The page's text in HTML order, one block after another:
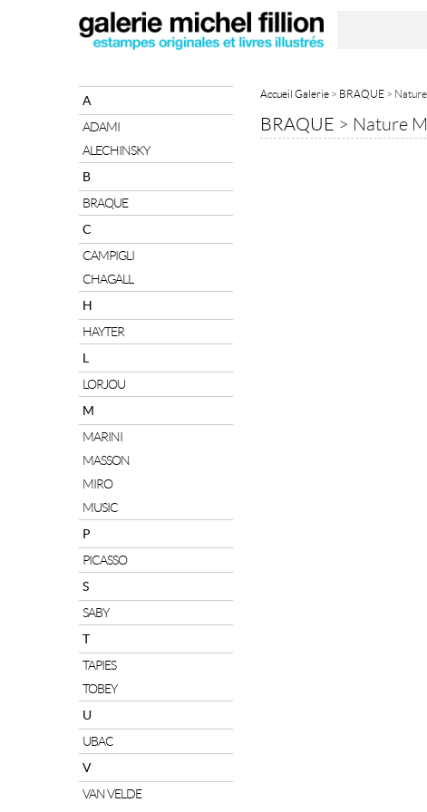
A
ADAMI
ALECHINSKY
B
BRAQUE
C
CAMPIGLI
CHAGALL
H
HAYTER
L
LORJOU
M
MARINI
MASSON
MIRO
MUSIC
P
PICASSO
S
SABY
T
TAPIES
TOBEY
U
UBAC
V
VAN VELDE
Accueil Galerie > BRAQUE >
BRAQUE > Nature